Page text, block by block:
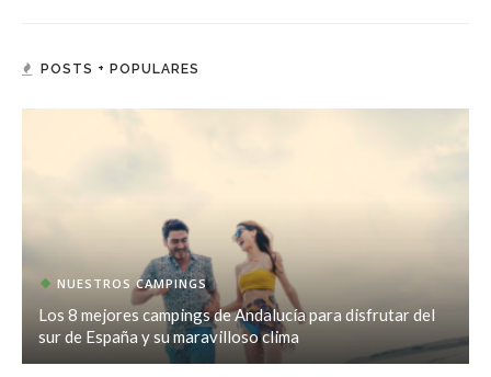
POSTS + POPULARES
NUESTROS CAMPINGS
Los 8 mejores campings de Andalucía para disfrutar del
sur de España y su maravilloso clima